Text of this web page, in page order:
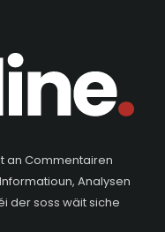
an Commentairen
Analysen
der soss wäit siche